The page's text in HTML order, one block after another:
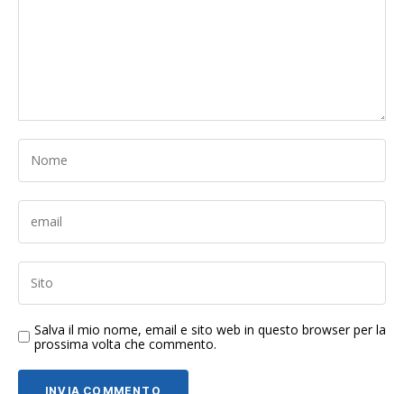
Salva il mio nome, email e sito web in questo browser per la
prossima volta che commento.